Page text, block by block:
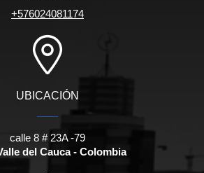
+576024081174
UBICACIÓN
calle 8 # 23A -79
del Cauca - Colombia